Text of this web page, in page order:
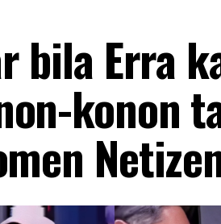
bila Erra
konon